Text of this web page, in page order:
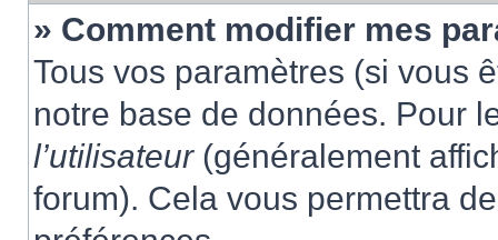
» Comment modifier mes
Tous vos paramètres (si vous
notre base de données. Pour
l’utilisateur(généralement
forum). Cela vous permettra